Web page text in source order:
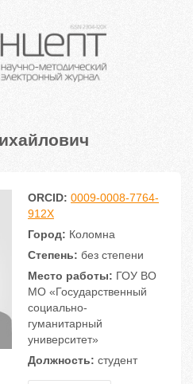
ORCID: 0009-0008-7764-
912X
Город: Коломна
Степень: без степени
Место работы: ГОУ ВО
МО «Государственный
социально-
гуманитарный
университет»
Должность: студент